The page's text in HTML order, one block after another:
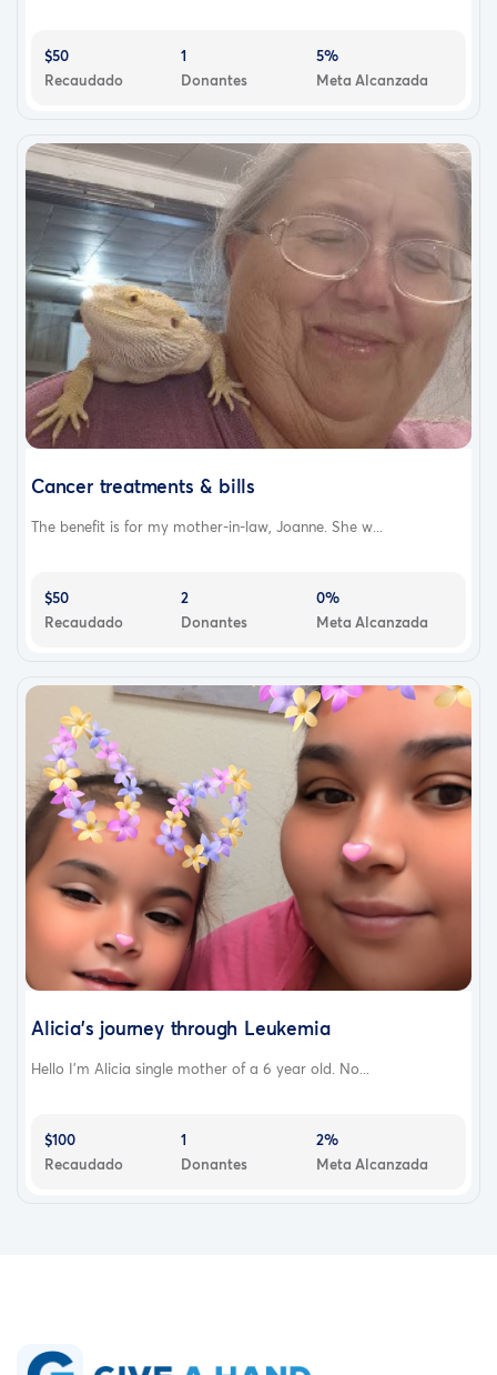
$50
Recaudado
1
Donantes
5%
Meta Alcanzada
Cancer treatments & bills
The benefit is for my mother-in-law, Joanne. She w...
$50
Recaudado
2
Donantes
0%
Meta Alcanzada
Alicia's journey through Leukemia
Hello I'm Alicia single mother of a 6 year old. No...
$100
Recaudado
1
Donantes
2%
Meta Alcanzada